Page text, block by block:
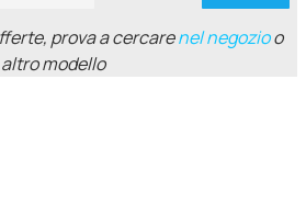
prova a cercarenel negozioo
modello